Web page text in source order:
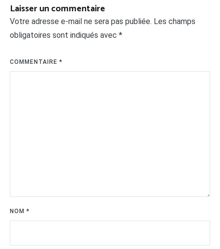
Laisser un commentaire
Votre adresse e-mail ne sera pas publiée. Les champs
obligatoires sont indiqués avec *
COMMENTAIRE*
NOM*